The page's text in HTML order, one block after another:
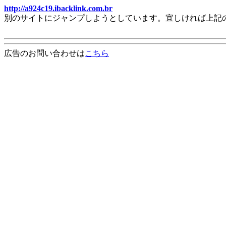
http://a924c19.ibacklink.com.br
別のサイトにジャンプしようとしています。宜しければ上
広告のお問い合わせはこちら